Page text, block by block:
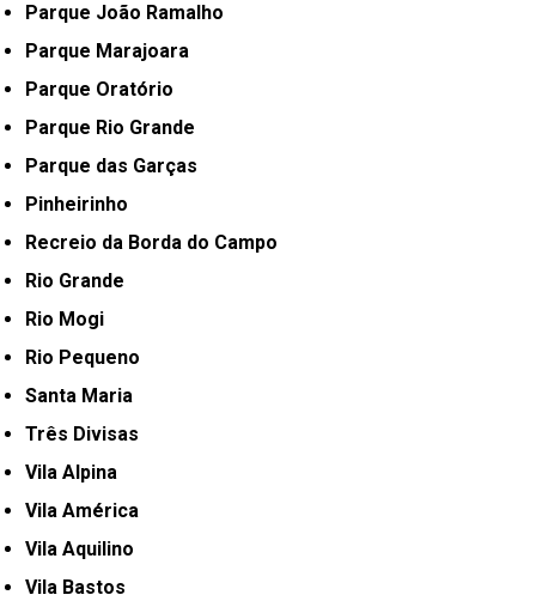
Parque João Ramalho
Parque Marajoara
Parque Oratório
Parque Rio Grande
Parque das Garças
Pinheirinho
Recreio da Borda do Campo
Rio Grande
Rio Mogi
Rio Pequeno
Santa Maria
Três Divisas
Vila Alpina
Vila América
Vila Aquilino
Vila Bastos